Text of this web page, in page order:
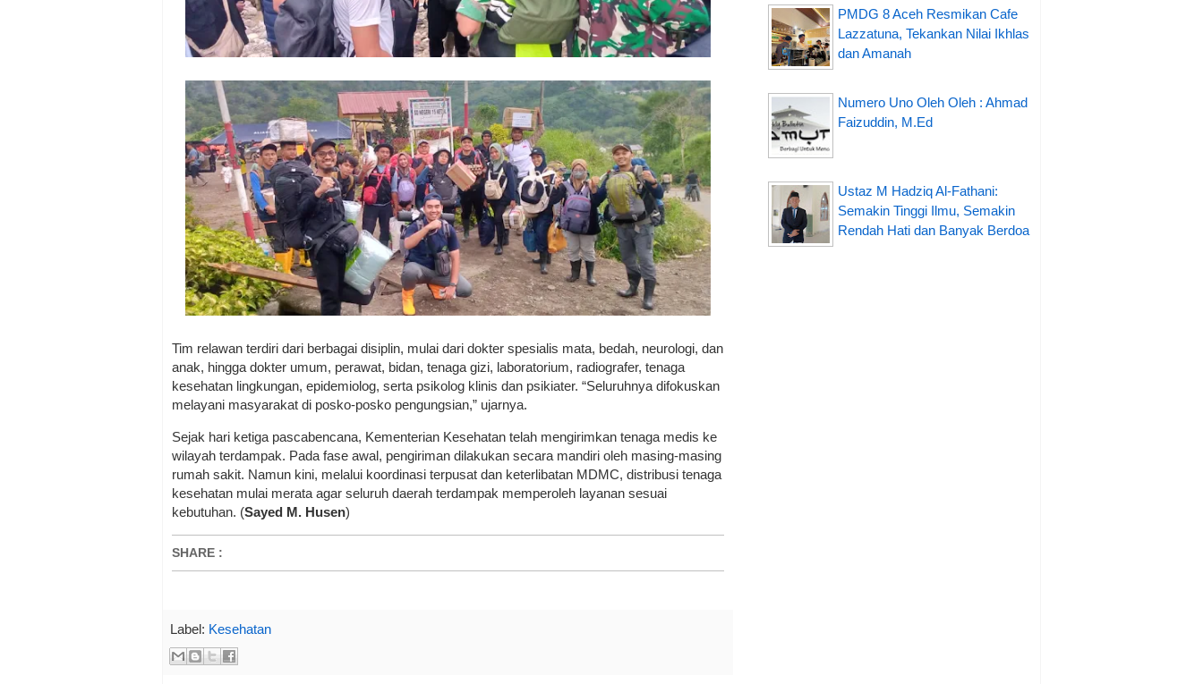
Tim relawan terdiri dari berbagai disiplin, mulai dari dokter spesialis mata, bedah, neurologi, dan
anak, hingga dokter umum, perawat, bidan, tenaga gizi, laboratorium, radiografer, tenaga
kesehatan lingkungan, epidemiolog, serta psikolog klinis dan psikiater. “Seluruhnya difokuskan
melayani masyarakat di posko-posko pengungsian,” ujarnya.
Sejak hari ketiga pascabencana, Kementerian Kesehatan telah mengirimkan tenaga medis ke
wilayah terdampak. Pada fase awal, pengiriman dilakukan secara mandiri oleh masing-masing
rumah sakit. Namun kini, melalui koordinasi terpusat dan keterlibatan MDMC, distribusi tenaga
kesehatan mulai merata agar seluruh daerah terdampak memperoleh layanan sesuai
kebutuhan. (Sayed M. Husen)
SHARE :
Label: Kesehatan
PMDG 8 Aceh Resmikan Cafe
Lazzatuna, Tekankan Nilai Ikhlas
dan Amanah
Numero Uno Oleh Oleh : Ahmad
Faizuddin, M.Ed
Ustaz M Hadziq Al-Fathani:
Semakin Tinggi Ilmu, Semakin
Rendah Hati dan Banyak Berdoa